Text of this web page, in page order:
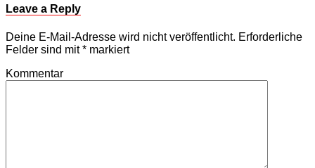
Leave a Reply
Deine E-Mail-Adresse wird nicht veröffentlicht. Erforderliche
Felder sind mit* markiert
Kommentar